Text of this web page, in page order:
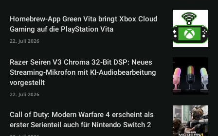
Homebrew-App Green Vita bringt Xbox Cloud
Gaming auf die PlayStation Vita
22. Juli 2026
Razer Seiren V3 Chroma 32-Bit DSP: Neues
Streaming-Mikrofon mit KI-Audiobearbeitung
vorgestellt
22. Juli 2026
Call of Duty: Modern Warfare 4 erscheint als
erster Serienteil auch für Nintendo Switch 2